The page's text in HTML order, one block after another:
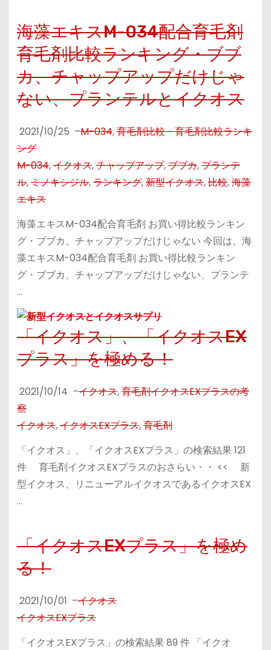
海藻エキスM-034配合育毛剤
育毛剤比較ランキング・ブブ
カ、チャップアップだけじゃ
ない、プランテルとイクオス
2021/10/25 –M-034,育毛剤比較・育毛剤比較ランキ
ング
M-034,イクオス,チャップアップ,ブブカ,プランテ
ル,ミノキシジル,ランキング,新型イクオス,比較,海藻
エキス
海藻エキスM-034配合育毛剤 お買い得比較ランキン
グ・ブブカ、チャップアップだけじゃない 今回は、海
藻エキスM-034配合育毛剤 お買い得比較ランキン
グ・ブブカ、チャップアップだけじゃない、プランテ
…
「イクオス」、「イクオスEX
プラス」を極める！
2021/10/14 –イクオス,育毛剤イクオスEXプラスの考
察
イクオス,イクオスEXプラス,育毛剤
「イクオス」、「イクオスEXプラス」の検索結果 121
件 育毛剤イクオスEXプラスのおさらい・・ << 新
型イクオス、リニューアルイクオスであるイクオスEX
…
「イクオスEXプラス」を極め
る！
2021/10/01 –イクオス
イクオスEXプラス
「イクオスEXプラス」の検索結果 89 件 「イクオ